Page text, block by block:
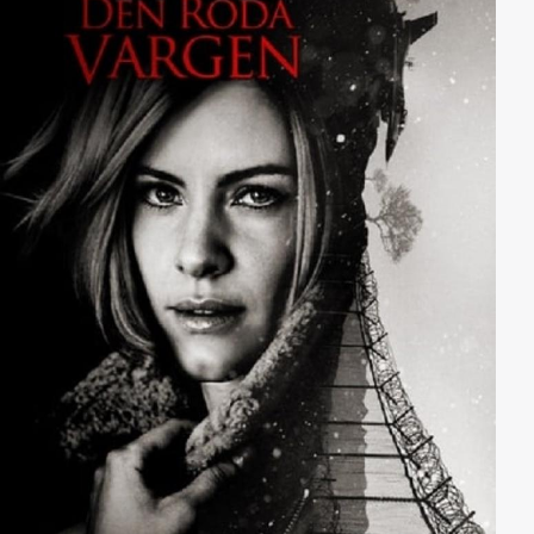
ein Ferienlager zieht.